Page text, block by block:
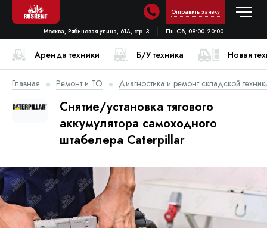
Отправить заявку
Москва, Рябиновая улица, 61А, стр. 3 Пн-Сб, 09:00-20:00
Аренда техники Б/У техника Новая
Главная Ремонт и ТО Диагностика и ремонт складской
Снятие/установка тягового
аккумулятора самоходного
штабелера Caterpillar